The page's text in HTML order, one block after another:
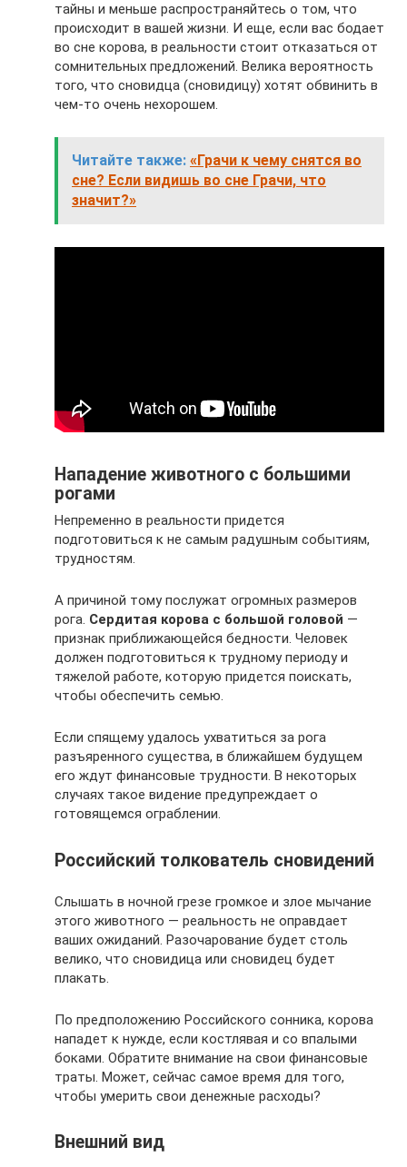
тайны и меньше распространяйтесь о том, что
происходит в вашей жизни. И еще, если вас бодает
во сне корова, в реальности стоит отказаться от
сомнительных предложений. Велика вероятность
того, что сновидца (сновидицу) хотят обвинить в
чем-то очень нехорошем.
Читайте также: «Грачи к чему снятся во
сне? Если видишь во сне Грачи, что
значит?»
Нападение животного с большими
рогами
Непременно в реальности придется
подготовиться к не самым радушным событиям,
трудностям.
А причиной тому послужат огромных размеров
рога. Сердитая корова с большой головой —
признак приближающейся бедности. Человек
должен подготовиться к трудному периоду и
тяжелой работе, которую придется поискать,
чтобы обеспечить семью.
Если спящему удалось ухватиться за рога
разъяренного существа, в ближайшем будущем
его ждут финансовые трудности. В некоторых
случаях такое видение предупреждает о
готовящемся ограблении.
Российский толкователь сновидений
Слышать в ночной грезе громкое и злое мычание
этого животного — реальность не оправдает
ваших ожиданий. Разочарование будет столь
велико, что сновидица или сновидец будет
плакать.
По предположению Российского сонника, корова
нападет к нужде, если костлявая и со впалыми
боками. Обратите внимание на свои финансовые
траты. Может, сейчас самое время для того,
чтобы умерить свои денежные расходы?
Внешний вид